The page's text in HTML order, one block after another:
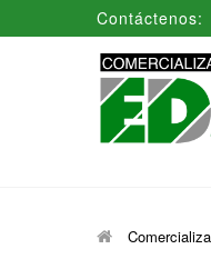
Contáctenos: